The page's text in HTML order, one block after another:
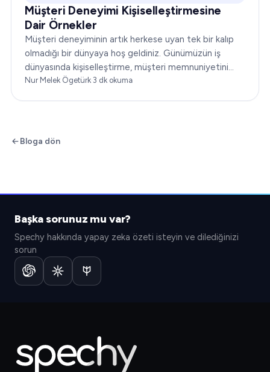
Müşteri Deneyimi Kişiselleştirmesine
Dair Örnekler
Müşteri deneyiminin artık herkese uyan tek bir kalıp
olmadığı bir dünyaya hoş geldiniz. Günümüzün iş
dünyasında kişiselleştirme, müşteri memnuniyetini
dönüştürmenin anahtarıdır. Bu makale…
Nur Melek Ögetürk·3 dk okuma
Bloga dön
Başka sorunuz mu var?
Spechy hakkında yapay zeka özeti isteyin ve dilediğinizi
sorun